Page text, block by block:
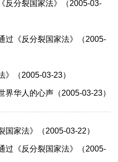
反分裂国家法》（2005-03-
过《反分裂国家法》（2005-
》（2005-03-23）
界华人的心声（2005-03-23）
国家法》（2005-03-22）
过《反分裂国家法》（2005-